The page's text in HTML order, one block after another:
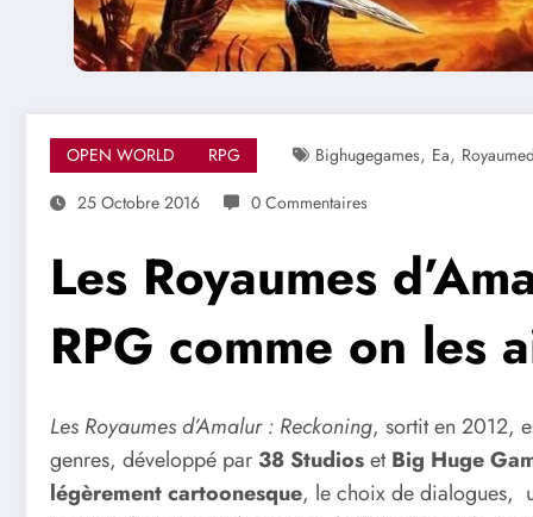
OPEN WORLD RPG Bighugegames, Ea,
25 Octobre 2016
0 Commentaires
Les Royaumes
RPG comme on les
Les Royaumes d’Amalur : Reckoning, sortit en 2012,
genres, développé par 38 StudiosetBig Huge
légèrement cartoonesque, le choix de dialogues,